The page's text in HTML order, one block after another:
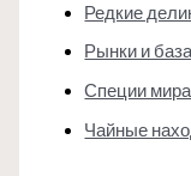
Редкие
Рынки и
Специи мира
Чайные